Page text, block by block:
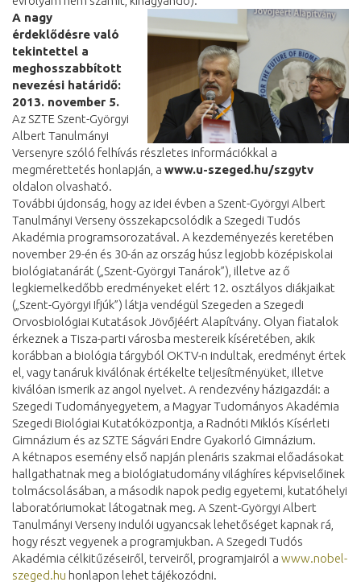
A nagy
érdeklődésre való
tekintettel a
meghosszabbított
nevezési határidő:
2013. november 5.
Az SZTE Szent-Györgyi
Albert Tanulmányi
Versenyre szóló felhívás részletes információkkal a
megmérettetés honlapján, a www.u-szeged.hu/szgytv
oldalon olvasható.
További újdonság, hogy az idei évben a Szent-Györgyi Albert
Tanulmányi Verseny összekapcsolódik a Szegedi Tudós
Akadémia programsorozatával. A kezdeményezés keretében
november 29-én és 30-án az ország húsz legjobb középiskolai
biológiatanárát („Szent-Györgyi Tanárok”), illetve az ő
legkiemelkedőbb eredményeket elért 12. osztályos diákjaikat
(„Szent-Györgyi Ifjúk”) látja vendégül Szegeden a Szegedi
Orvosbiológiai Kutatások Jövőjéért Alapítvány. Olyan fiatalok
érkeznek a Tisza-parti városba mestereik kíséretében, akik
korábban a biológia tárgyból OKTV-n indultak, eredményt értek
el, vagy tanáruk kiválónak értékelte teljesítményüket, illetve
kiválóan ismerik az angol nyelvet. A rendezvény házigazdái: a
Szegedi Tudományegyetem, a Magyar Tudományos Akadémia
Szegedi Biológiai Kutatóközpontja, a Radnóti Miklós Kísérleti
Gimnázium és az SZTE Ságvári Endre Gyakorló Gimnázium.
A kétnapos esemény első napján plenáris szakmai előadásokat
hallgathatnak meg a biológiatudomány világhíres képviselőinek
tolmácsolásában, a második napok pedig egyetemi, kutatóhelyi
laboratóriumokat látogatnak meg. A Szent-Györgyi Albert
Tanulmányi Verseny indulói ugyancsak lehetőséget kapnak rá,
hogy részt vegyenek a programjukban. A Szegedi Tudós
Akadémia célkitűzéseiről, terveiről, programjairól a www.nobel-
szeged.hu honlapon lehet tájékozódni.